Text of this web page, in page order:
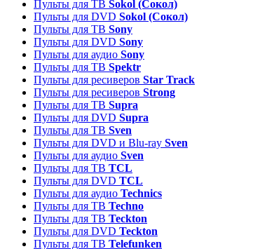
Пульты для ТВ Sokol (Сокол)
Пульты для DVD Sokol (Сокол)
Пульты для ТВ Sony
Пульты для DVD Sony
Пульты для аудио Sony
Пульты для ТВ Spektr
Пульты для ресиверов Star Track
Пульты для ресиверов Strong
Пульты для ТВ Supra
Пульты для DVD Supra
Пульты для ТВ Sven
Пульты для DVD и Blu-ray Sven
Пульты для аудио Sven
Пульты для ТВ TCL
Пульты для DVD TCL
Пульты для аудио Technics
Пульты для ТВ Techno
Пульты для ТВ Teckton
Пульты для DVD Teckton
Пульты для ТВ Telefunken